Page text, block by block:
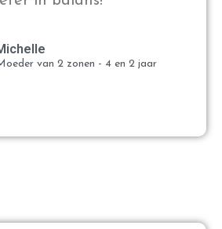
van 2 zonen - 4 en 2 jaar